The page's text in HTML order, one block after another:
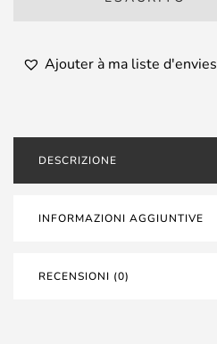
Ajouter à ma liste d'envies
DESCRIZIONE
INFORMAZIONI AGGIUNTIVE
RECENSIONI (0)